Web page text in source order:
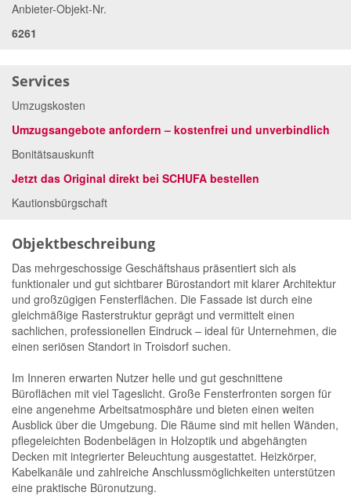
Anbieter-Objekt-Nr.
6261
Services
Umzugskosten
Umzugsangebote anfordern – kostenfrei und unverbindlich
Bonitätsauskunft
Jetzt das Original direkt bei SCHUFA bestellen
Kautionsbürgschaft
Objektbeschreibung
Das mehrgeschossige Geschäftshaus präsentiert sich als
funktionaler und gut sichtbarer Bürostandort mit klarer Architektur
und großzügigen Fensterflächen. Die Fassade ist durch eine
gleichmäßige Rasterstruktur geprägt und vermittelt einen
sachlichen, professionellen Eindruck – ideal für Unternehmen, die
einen seriösen Standort in Troisdorf suchen.
Im Inneren erwarten Nutzer helle und gut geschnittene
Büroflächen mit viel Tageslicht. Große Fensterfronten sorgen für
eine angenehme Arbeitsatmosphäre und bieten einen weiten
Ausblick über die Umgebung. Die Räume sind mit hellen Wänden,
pflegeleichten Bodenbelägen in Holzoptik und abgehängten
Decken mit integrierter Beleuchtung ausgestattet. Heizkörper,
Kabelkanäle und zahlreiche Anschlussmöglichkeiten unterstützen
eine praktische Büronutzung.